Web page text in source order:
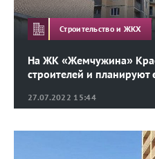
27.07.2022 15:44
На ЖК «Жемчужина»
строителей и
Строительство и ЖКХ